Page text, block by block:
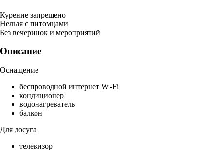
Курение запрещено
Нельзя с питомцами
Без вечеринок и мероприятий
Описание
Оснащение
беспроводной интернет Wi-Fi
кондиционер
водонагреватель
балкон
Для досуга
телевизор